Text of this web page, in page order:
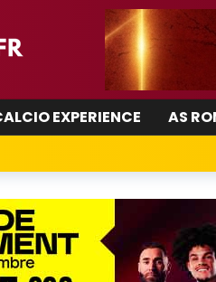
EXPERIENCE AS